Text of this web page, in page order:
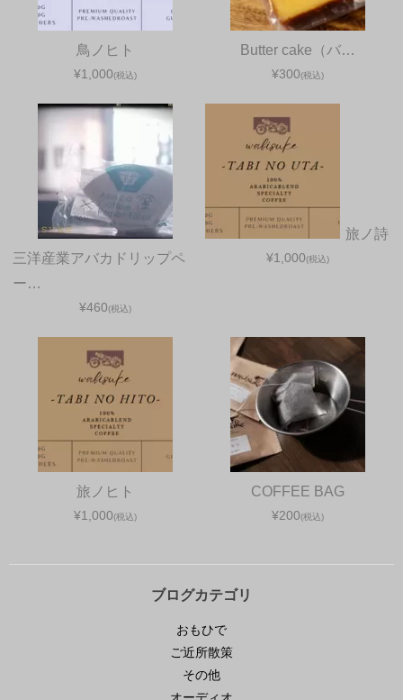
鳥ノヒト
¥1,000(税込)
Butter cake（バ…
¥300(税込)
三洋産業アバカドリップペ
ー…
¥460(税込)
旅ノ詩
¥1,000(税込)
旅ノヒト
¥1,000(税込)
COFFEE BAG
¥200(税込)
ブログカテゴリ
おもひで
ご近所散策
その他